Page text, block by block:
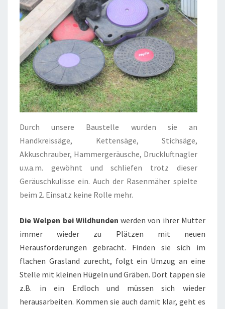
Durch unsere Baustelle wurden sie an
Handkreissäge, Kettensäge, Stichsäge,
Akkuschrauber, Hammergeräusche, Druckluftnagler
u.v.a.m. gewöhnt und schliefen trotz dieser
Geräuschkulisse ein. Auch der Rasenmäher spielte
beim 2. Einsatz keine Rolle mehr.
Die Welpen bei Wildhunden werden von ihrer Mutter
immer wieder zu Plätzen mit neuen
Herausforderungen gebracht. Finden sie sich im
flachen Grasland zurecht, folgt ein Umzug an eine
Stelle mit kleinen Hügeln und Gräben. Dort tappen sie
z.B. in ein Erdloch und müssen sich wieder
herausarbeiten. Kommen sie auch damit klar, geht es